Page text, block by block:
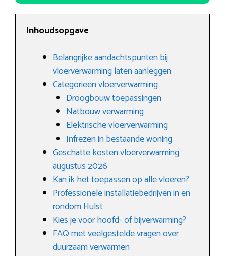
Inhoudsopgave
Belangrijke aandachtspunten bij
vloerverwarming laten aanleggen
Categorieën vloerverwarming
Droogbouw toepassingen
Natbouw verwarming
Elektrische vloerverwarming
Infrezen in bestaande woning
Geschatte kosten vloerverwarming
augustus 2026
Kan ik het toepassen op alle vloeren?
Professionele installatiebedrijven in en
rondom Hulst
Kies je voor hoofd- of bijverwarming?
FAQ met veelgestelde vragen over
duurzaam verwarmen